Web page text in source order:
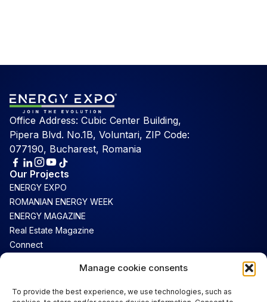
Manage cookie consents
To provide the best experience, we use technologies, such as
Office Address: Cubic Center Building,
Pipera Blvd. No.1B, Voluntari, ZIP Code:
077190, Bucharest, Romania
Our Projects
ENERGY EXPO
ROMANIAN ENERGY WEEK
ENERGY MAGAZINE
Real Estate Magazine
Connect
Contact